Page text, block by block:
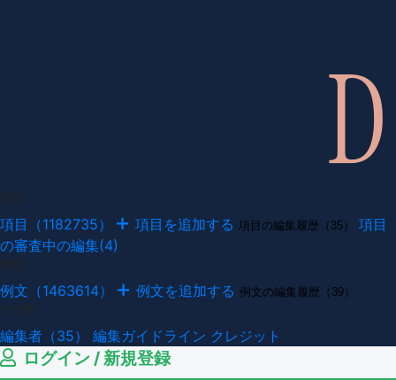
項目（1182735） 項目を追加する 項目の編集履歴（35）
項目
の審査中の編集(4)
例文（1463614） 例文を追加する 例文の編集履歴（39）
編集者（35） 編集ガイドライン クレジット
ログイン / 新規登録